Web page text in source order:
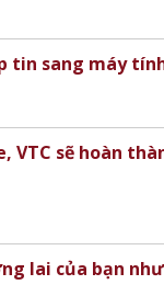
tin sang máy
VTC sẽ hoàn
lai của bạn